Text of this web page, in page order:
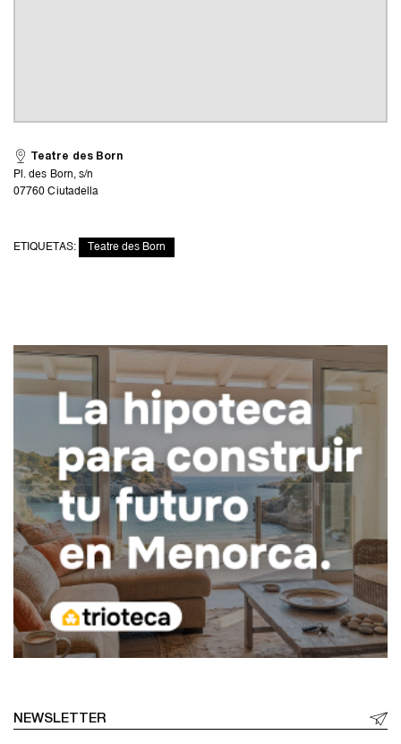
Teatre des Born
Pl. des Born, s/n
07760 Ciutadella
ETIQUETAS: Teatre des Born
NEWSLETTER